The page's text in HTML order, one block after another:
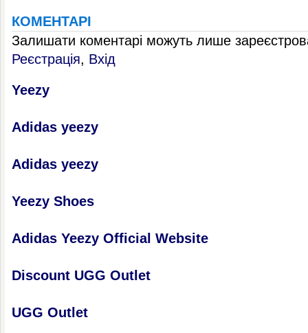
КОМЕНТАРІ
Залишати коментарі можуть лише
Реєстрація, Вхід
Yeezy
Adidas yeezy
Adidas yeezy
Yeezy Shoes
Adidas Yeezy Official Website
Discount UGG Outlet
UGG Outlet